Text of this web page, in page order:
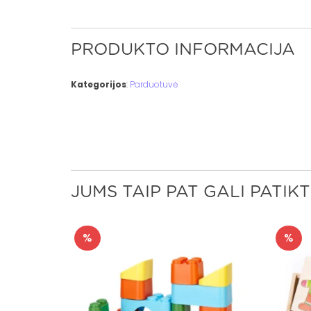
PRODUKTO INFORMACIJA
Kategorijos: Parduotuvė
JUMS TAIP PAT GALI
% %